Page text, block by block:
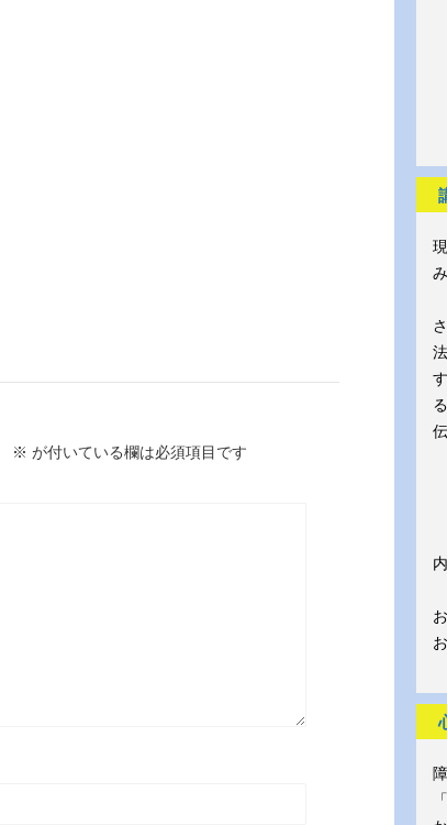
※ が付いている欄は必須項目です